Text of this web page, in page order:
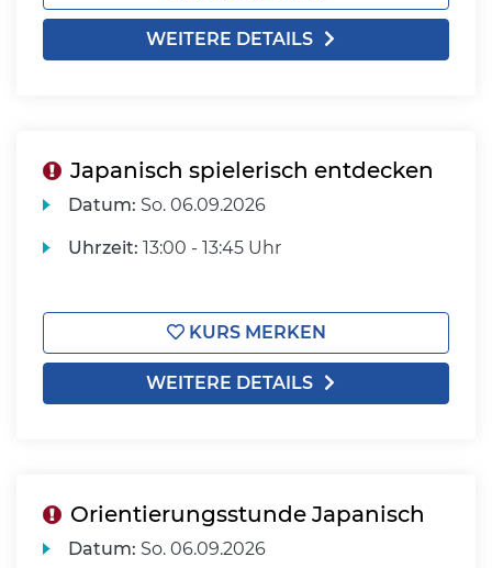
WEITERE DETAILS
Japanisch spielerisch entdecken
Datum: So. 06.09.2026
Uhrzeit: 13:00 - 13:45 Uhr
KURS MERKEN
WEITERE DETAILS
Orientierungsstunde Japanisch
Datum: So. 06.09.2026